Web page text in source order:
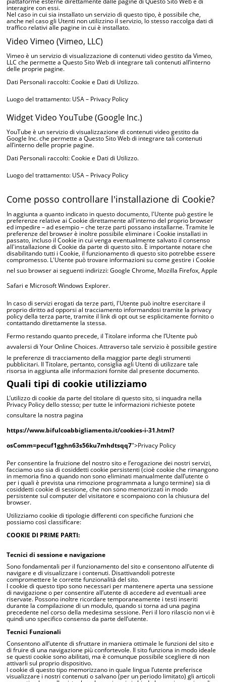
interagire con essi.
Nel caso in cui sia installato un servizio di questo tipo, è possibile che,
anche nel caso gli Utenti non utilizzino il servizio, lo stesso raccolga dati di
traffico relativi alle pagine in cui è installato.
Video Vimeo (Vimeo, LLC)
Vimeo è un servizio di visualizzazione di contenuti video gestito da Vimeo,
LLC che permette a Questo Sito Web di integrare tali contenuti all’interno
delle proprie pagine.
Dati Personali raccolti: Cookie e Dati di Utilizzo.
Luogo del trattamento: USA – Privacy Policy
Widget Video YouTube (Google Inc.)
YouTube è un servizio di visualizzazione di contenuti video gestito da
Google Inc. che permette a Questo Sito Web di integrare tali contenuti
all’interno delle proprie pagine.
Dati Personali raccolti: Cookie e Dati di Utilizzo.
Luogo del trattamento: USA – Privacy Policy
Come posso controllare l'installazione di Cookie?
In aggiunta a quanto indicato in questo documento, l'Utente può gestire le
preferenze relative ai Cookie direttamente all'interno del proprio browser
ed impedire – ad esempio – che terze parti possano installarne. Tramite le
preferenze del browser è inoltre possibile eliminare i Cookie installati in
passato, incluso il Cookie in cui venga eventualmente salvato il consenso
all'installazione di Cookie da parte di questo sito. È importante notare che
disabilitando tutti i Cookie, il funzionamento di questo sito potrebbe essere
compromesso. L'Utente può trovare informazioni su come gestire i Cookie
nel suo browser ai seguenti indirizzi:Google Chrome, Mozilla Firefox,Apple
Safari e Microsoft Windows Explorer.
In caso di servizi erogati da terze parti, l'Utente può inoltre esercitare il
proprio diritto ad opporsi al tracciamento informandosi tramite la privacy
policy della terza parte, tramite il link di opt out se esplicitamente fornito o
contattando direttamente la stessa.
Fermo restando quanto precede, il Titolare informa che l’Utente può
avvalersi diYour Online Choices. Attraverso tale servizio è possibile gestire
le preferenze di tracciamento della maggior parte degli strumenti
pubblicitari. Il Titolare, pertanto, consiglia agli Utenti di utilizzare tale
risorsa in aggiunta alle informazioni fornite dal presente documento.
Quali tipi di cookie utilizziamo
L’utilizzo di cookie da parte del titolare di questo sito, si inquadra nella
Privacy Policy dello stesso; per tutte le informazioni richieste potete
consultare la nostra pagina
https://www.bifulcoabbigliamento.it/cookies-i-31.html?
osComm=pecuf1gghn63s56ku7mhdtsqq7">Privacy Policy
Per consentire la fruizione del nostro sito e l’erogazione dei nostri servizi,
facciamo uso sia di cosiddetti cookie persistenti (cioè cookie che rimangono
in memoria fino a quando non sono eliminati manualmente dall’utente o
per i quali è prevista una rimozione programmata a lungo termine) sia di
cosiddetti cookie di sessione, che non sono memorizzati in modo
persistente sul computer del visitatore e scompaiono con la chiusura del
browser.
Utilizziamo cookie di tipologie differenti con specifiche funzioni che
possiamo così classificare:
COOKIE DI PRIME PARTI:
Tecnici di sessione e navigazione
Sono fondamentali per il funzionamento del sito e consentono all’utente di
navigare e di visualizzare i contenuti. Disattivandoli potreste
compromettere le corrette funzionalità del sito.
I cookie di questo tipo sono necessari per mantenere aperta una sessione
di navigazione o per consentire all’utente di accedere ad eventuali aree
riservate. Possono inoltre ricordare temporaneamente i testi inseriti
durante la compilazione di un modulo, quando si torna ad una pagina
precedente nel corso della medesima sessione. Peri il loro rilascio non vi è
quindi uno specifico consenso da parte dell’utente.
Tecnici Funzionali
Consentono all’utente di sfruttare in maniera ottimale le funzioni del sito e
di fruire di una navigazione più confortevole. Il sito funziona in modo ideale
se questi cookie sono abilitati, ma è comunque possibile scegliere di non
attivarli sul proprio dispositivo.
I cookie di questo tipo memorizzano in quale lingua l’utente preferisce
visualizzare i nostri contenuti o salvano (per un periodo limitato) gli articoli